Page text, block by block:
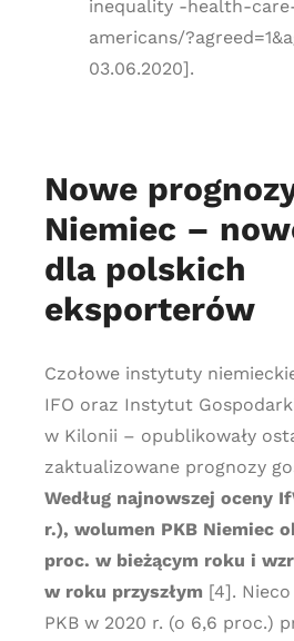
inequality -health-
americans/
03.06.2020].
Nowe
Niemiec –
dla polskich
eksporterów
Czołowe instytuty
IFO oraz Instytut
w Kilonii – opublikowały
zaktualizowane prognozy
Według najnowszej oceny
r.), wolumen PKB Niemiec
proc. w bieżącym roku i
w roku przyszłym [4]. Nieco
PKB w 2020 r. (o 6,6 proc.)